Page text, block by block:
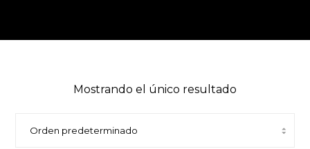
Mostrando el único resultado